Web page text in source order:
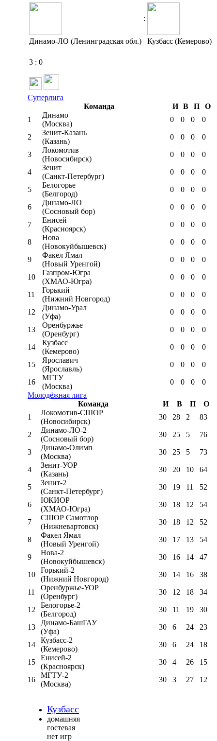
:
Динамо-ЛО (Ленинградская обл.) Кузбасс (Кемерово)
3 : 0
Суперлига
Команда
И В П
О
1
Динамо
(Москва)
0 0 0 0
2
Зенит-Казань
(Казань)
0 0 0 0
3
Локомотив
(Новосибирск)
0 0 0 0
4
Зенит
(Санкт-Петербург)
0 0 0 0
5
Белогорье
(Белгород)
0 0 0 0
6
Динамо-ЛО
(Сосновый бор)
0 0 0 0
7
Енисей
(Красноярск)
0 0 0 0
8
Нова
(Новокуйбышевск)
0 0 0 0
9
Факел Ямал
(Новый Уренгой)
0 0 0 0
10
Газпром-Югра
(ХМАО-Югра)
0 0 0 0
11
Горький
(Нижний Новгород)
0 0 0 0
12
Динамо-Урал
(Уфа)
0 0 0 0
13
Оренбуржье
(Оренбург)
0 0 0 0
14
Кузбасс
(Кемерово)
0 0 0 0
15
Ярославич
(Ярославль)
0 0 0 0
16
МГТУ
(Москва)
0 0 0
0
Молодёжная лига
Команда
И В П
О
1
Локомотив-CШОР
(Новосибирск)
30 28 2 83
2
Динамо-ЛО-2
(Сосновый бор)
30 25 5 76
3
Динамо-Олимп
(Москва)
30 25 5 73
4
Зенит-УОР
(Казань)
30 20 10 64
5
Зенит-2
(Санкт-Петербург)
30 19 11 52
6
ЮКИОР
(ХМАО-Югра)
30 18 12 54
7
СШОР Самотлор
(Нижневартовск)
30 18 12 52
8
Факел Ямал
(Новый Уренгой)
30 17 13 54
9
Нова-2
(Новокуйбышевск)
30 16 14 47
10
Горький-2
(Нижний Новгород)
30 14 16 38
11
Оренбуржье-УОР
(Оренбург)
30 12 18 34
12
Белогорье-2
(Белгород)
30 11 19 30
13
Динамо-БашГАУ
(Уфа)
30 6 24 23
14
Кузбасс-2
(Кемерово)
30 6 24 18
15
Енисей-2
(Красноярск)
30 4 26 15
16
МГТУ-2
(Москва)
30 3 27 12
Кузбасс
домашняя
гостевая
нет игр